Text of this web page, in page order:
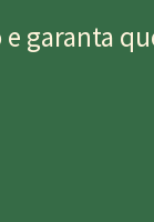
garanta